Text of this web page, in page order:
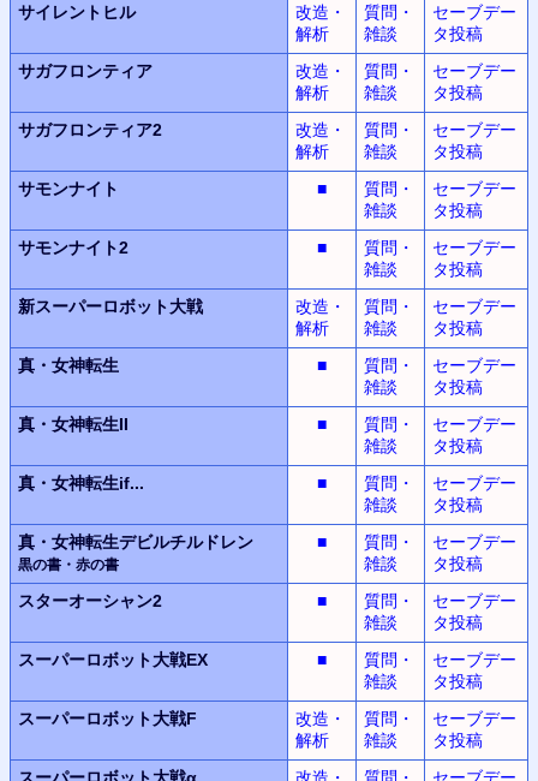
サイレントヒル
改造・
解析
質問・
雑談
セーブデー
タ投稿
サガフロンティア
改造・
解析
質問・
雑談
セーブデー
タ投稿
サガフロンティア2
改造・
解析
質問・
雑談
セーブデー
タ投稿
サモンナイト
■
質問・
雑談
セーブデー
タ投稿
サモンナイト2
■
質問・
雑談
セーブデー
タ投稿
新スーパーロボット大戦
改造・
解析
質問・
雑談
セーブデー
タ投稿
真・女神転生
■
質問・
雑談
セーブデー
タ投稿
真・女神転生II
■
質問・
雑談
セーブデー
タ投稿
真・女神転生if... ■
質問・
雑談
セーブデー
タ投稿
真・女神転生デビルチルドレン
黒の書・赤の書
■
質問・
雑談
セーブデー
タ投稿
スターオーシャン2
■
質問・
雑談
セーブデー
タ投稿
スーパーロボット大戦EX
■
質問・
雑談
セーブデー
タ投稿
スーパーロボット大戦F
改造・
解析
質問・
雑談
セーブデー
タ投稿
スーパーロボット大戦α
改造・
質問・
セーブデー